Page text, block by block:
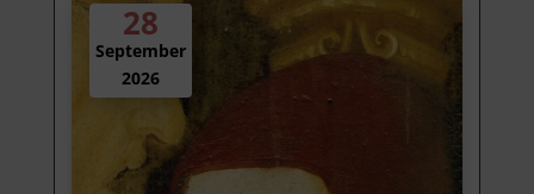
28
September
2026